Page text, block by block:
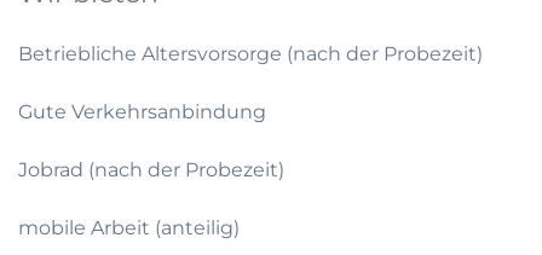
Betriebliche Altersvorsorge (nach der Probezeit)
Gute Verkehrsanbindung
Jobrad (nach der Probezeit)
mobile Arbeit (anteilig)